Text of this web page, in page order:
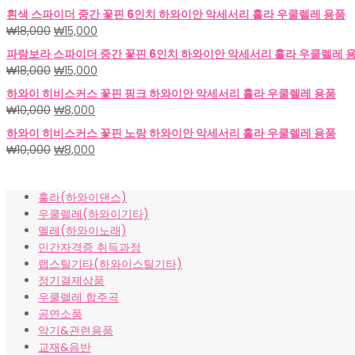
래
가
격:
₩18,000.
재
가
격:
₩15,000.
흰색 스파이더 중간 꽃핀 6인치 하와이안 악세서리 훌라 우쿨렐레 용품
₩18,000 원
래
가
격:
₩18,000.
₩15,000
재
가
격:
₩15,000.
파랑보라 스파이더 중간 꽃핀 6인치 하와이안 악세서리 훌라 우쿨렐레
₩18,000 원
래
가
격:
₩18,000.
₩15,000
재
가
₩15,000.
하와이 히비스커스 꽃핀 핑크 하와이안 악세서리 훌라 우쿨렐레 용품
₩10,000 원
래
가
격:
₩8,000
재
가
격:
하와이 히비스커스 꽃핀 노랑 하와이안 악세서리 훌라 우쿨렐레 용품
₩10,000 원
격:
₩10,000.
₩8,000
격:
₩8,000.
훌라(하와이댄스)
우쿨렐레(하와이기타)
멜레(하와이노래)
민간자격증 취득과정
랩스틸기타(하와이스틸기타)
정기결제상품
우쿨렐레 합주곡
공연소품
악기&관련용품
교재&음반